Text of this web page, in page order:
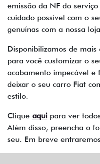
emissão da NF do
cuidado possível com o
genuínas com a nossa
Disponibilizamos de mais
para você customizar o
acabamento impecável e
deixar o seu carro Fiat
estilo.
Clique aqui para ver
Além disso, preencha o
seu. Em breve